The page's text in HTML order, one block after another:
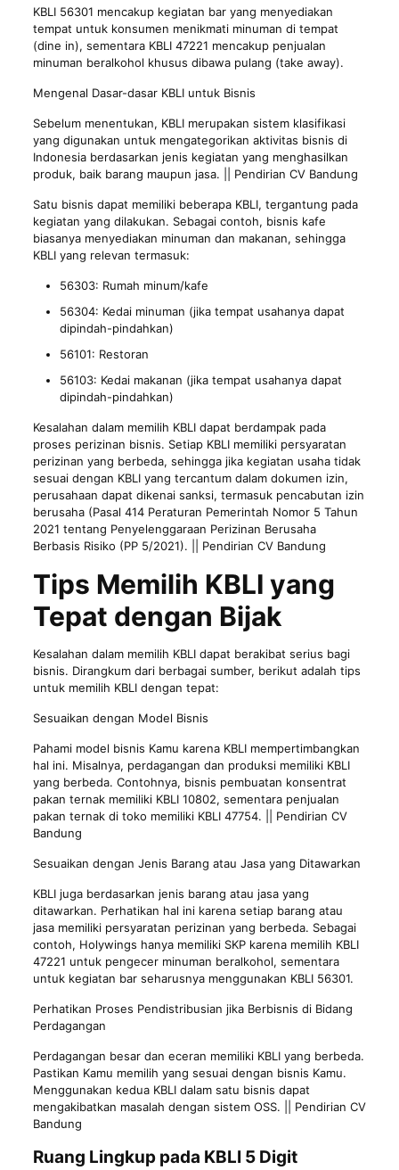
KBLI 56301 mencakup kegiatan bar yang menyediakan
tempat untuk konsumen menikmati minuman di tempat
(dine in), sementara KBLI 47221 mencakup penjualan
minuman beralkohol khusus dibawa pulang (take away).
Mengenal Dasar-dasar KBLI untuk Bisnis
Sebelum menentukan, KBLI merupakan sistem klasifikasi
yang digunakan untuk mengategorikan aktivitas bisnis di
Indonesia berdasarkan jenis kegiatan yang menghasilkan
produk, baik barang maupun jasa. || Pendirian CV Bandung
Satu bisnis dapat memiliki beberapa KBLI, tergantung pada
kegiatan yang dilakukan. Sebagai contoh, bisnis kafe
biasanya menyediakan minuman dan makanan, sehingga
KBLI yang relevan termasuk:
56303: Rumah minum/kafe
56304: Kedai minuman (jika tempat usahanya dapat
dipindah-pindahkan)
56101: Restoran
56103: Kedai makanan (jika tempat usahanya dapat
dipindah-pindahkan)
Kesalahan dalam memilih KBLI dapat berdampak pada
proses perizinan bisnis. Setiap KBLI memiliki persyaratan
perizinan yang berbeda, sehingga jika kegiatan usaha tidak
sesuai dengan KBLI yang tercantum dalam dokumen izin,
perusahaan dapat dikenai sanksi, termasuk pencabutan izin
berusaha (Pasal 414 Peraturan Pemerintah Nomor 5 Tahun
2021 tentang Penyelenggaraan Perizinan Berusaha
Berbasis Risiko (PP 5/2021). || Pendirian CV Bandung
Tips Memilih KBLI yang
Tepat dengan Bijak
Kesalahan dalam memilih KBLI dapat berakibat serius bagi
bisnis. Dirangkum dari berbagai sumber, berikut adalah tips
untuk memilih KBLI dengan tepat:
Sesuaikan dengan Model Bisnis
Pahami model bisnis Kamu karena KBLI mempertimbangkan
hal ini. Misalnya, perdagangan dan produksi memiliki KBLI
yang berbeda. Contohnya, bisnis pembuatan konsentrat
pakan ternak memiliki KBLI 10802, sementara penjualan
pakan ternak di toko memiliki KBLI 47754. || Pendirian CV
Bandung
Sesuaikan dengan Jenis Barang atau Jasa yang Ditawarkan
KBLI juga berdasarkan jenis barang atau jasa yang
ditawarkan. Perhatikan hal ini karena setiap barang atau
jasa memiliki persyaratan perizinan yang berbeda. Sebagai
contoh, Holywings hanya memiliki SKP karena memilih KBLI
47221 untuk pengecer minuman beralkohol, sementara
untuk kegiatan bar seharusnya menggunakan KBLI 56301.
Perhatikan Proses Pendistribusian jika Berbisnis di Bidang
Perdagangan
Perdagangan besar dan eceran memiliki KBLI yang berbeda.
Pastikan Kamu memilih yang sesuai dengan bisnis Kamu.
Menggunakan kedua KBLI dalam satu bisnis dapat
mengakibatkan masalah dengan sistem OSS. || Pendirian CV
Bandung
Ruang Lingkup pada KBLI 5 Digit